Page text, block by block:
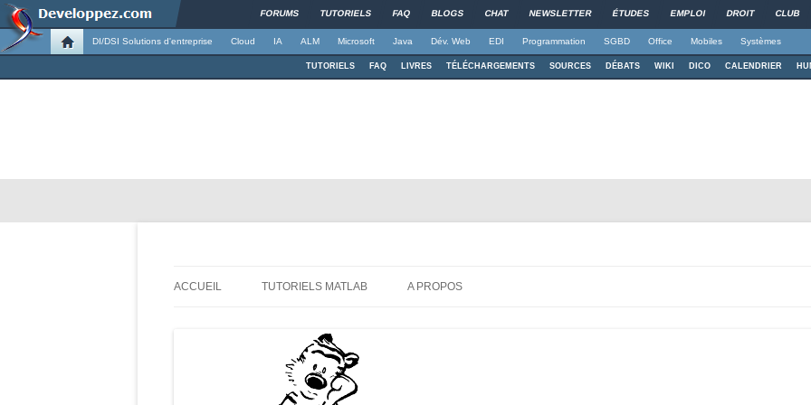
FORUMS TUTORIELS FAQ BLOGS CHAT NEWSLETTER ÉTUDES EMPLOI DROIT CLUB
DI/DSI Solutions d'entreprise Cloud IA ALM Microsoft Java Dév. Web EDI Programmation SGBD Office Mobiles Systèmes
TUTORIELS FAQ LIVRES TÉLÉCHARGEMENTS SOURCES DÉBATS WIKI DICO CALENDRIER
ACCUEIL TUTORIELS MATLAB A PROPOS